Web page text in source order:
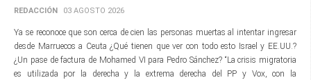
REDACCIÓN 03 AGOSTO 2026
Ya se reconoce que son cerca de cien las personas muertas al intentar ingresar
desde Marruecos a Ceuta ¿Qué tienen que ver con todo esto Israel y EE.UU.?
¿Un pase de factura de Mohamed VI para Pedro Sánchez? “La crisis migratoria
es utilizada por la derecha y la extrema derecha del PP y Vox, con la